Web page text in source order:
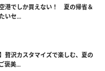
港でしか買えない！ 夏の帰省＆
いセ...
贅沢カスタマイズで楽しむ、夏の
褒美...